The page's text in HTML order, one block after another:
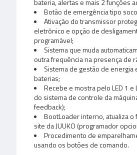
bateria, alertas e mais 2 funções
Botão de emergência tipo
Ativação do transmissor
eletrônico e opção de
programável;
Sistema que muda
outra frequência na presença de
Sistema de gestão de energia
baterias;
Recebe e mostra pelo LED 1 e
do sistema de controle da
feedback);
BootLoader interno, atualiza
site da JUUKO (programador
Procedimento de
usando os botões de comando.